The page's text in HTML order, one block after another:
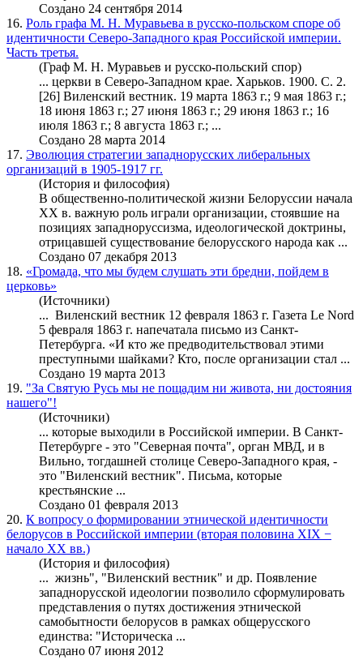
Создано 24 сентября 2014
16. Роль графа М. Н. Муравьева в русско-польском споре об
идентичности Северо-Западного края Российской империи.
Часть третья.
(Граф М. Н. Муравьев и русско-польский спор)
... церкви в Северо-Западном крае. Харьков. 1900. С. 2.
[26] Виленский вестник. 19 марта 1863 г.; 9 мая 1863 г.;
18 июня 1863 г.; 27 июня 1863 г.; 29 июня 1863 г.; 16
июля 1863 г.; 8 августа 1863 г.; ...
Создано 28 марта 2014
17. Эволюция стратегии западнорусских либеральных
организаций в 1905-1917 гг.
(История и философия)
В общественно-политической жизни Белоруссии начала
ХХ в. важную роль играли организации, стоявшие на
позициях западноруссизма, идеологической доктрины,
отрицавшей существование белорусского народа как ...
Создано 07 декабря 2013
18. «Громада, что мы будем слушать эти бредни, пойдем в
церковь»
(Источники)
... Виленский вестник 12 февраля 1863 г. Газета Le Nord
5 февраля 1863 г. напечатала письмо из Санкт-
Петербурга. «И кто же предводительствовал этими
преступными шайками? Кто, после организации стал ...
Создано 19 марта 2013
19. "За Святую Русь мы не пощадим ни живота, ни достояния
нашего"!
(Источники)
... которые выходили в Российской империи. В Санкт-
Петербурге - это "Северная почта", орган МВД, и в
Вильно, тогдашней столице Северо-Западного края, -
это "Виленский вестник". Письма, которые
крестьянские ...
Создано 01 февраля 2013
20. К вопросу о формировании этнической идентичности
белорусов в Российской империи (вторая половина XIX −
начало XX вв.)
(История и философия)
... жизнь", "Виленский вестник" и др. Появление
западнорусской идеологии позволило сформулировать
представления о путях достижения этнической
самобытности белорусов в рамках общерусского
единства: "Историческа ...
Создано 07 июня 2012